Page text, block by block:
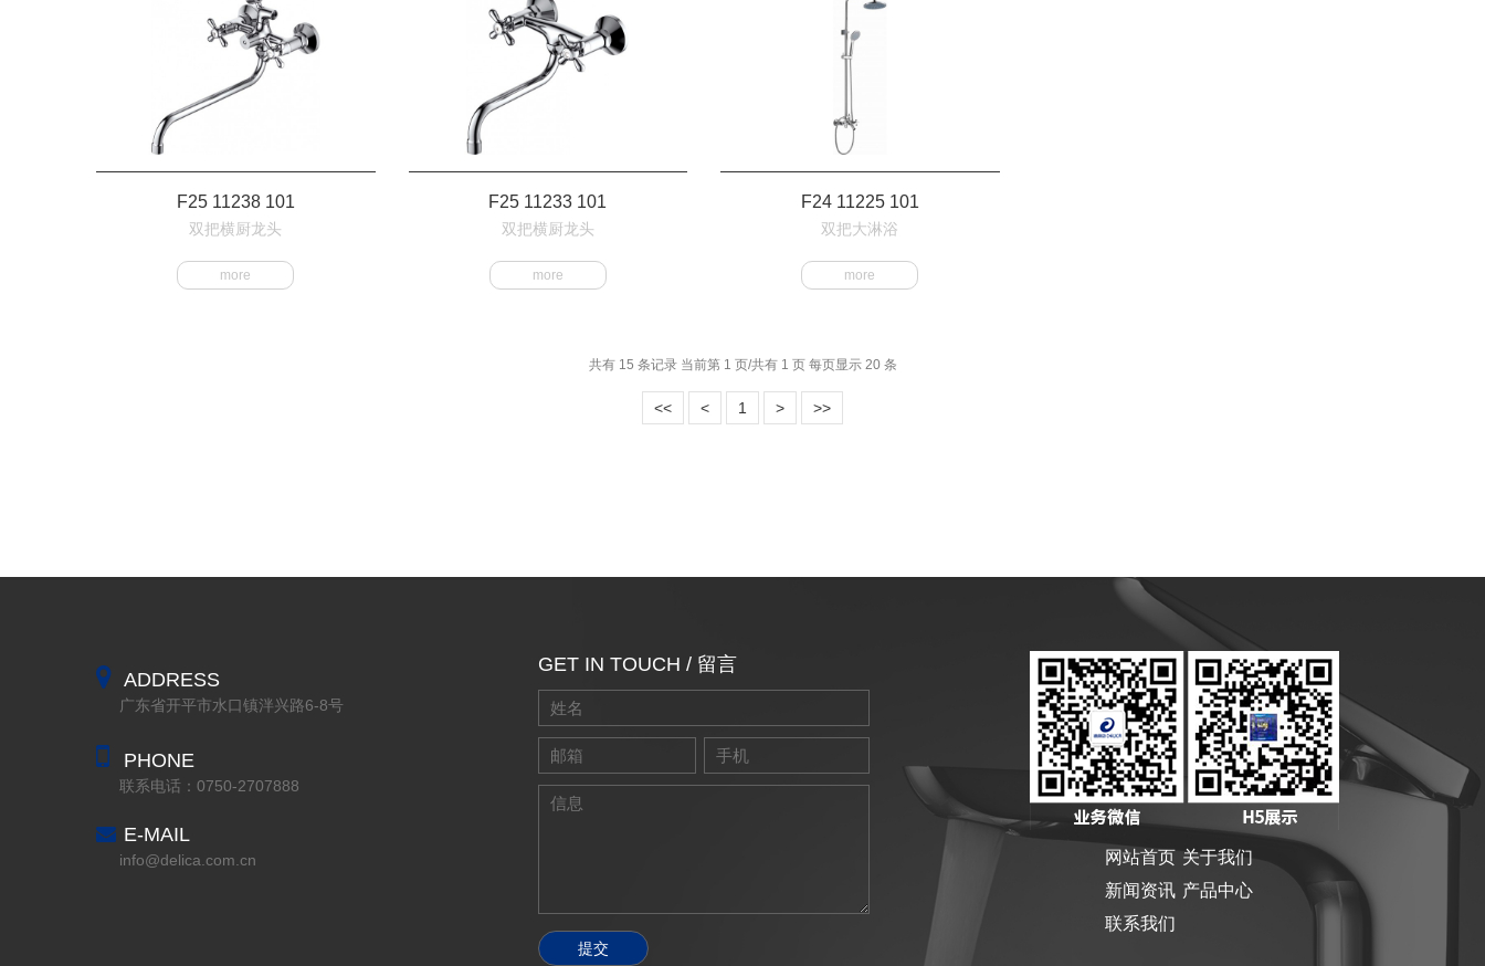
F25 11238 101
双把横厨龙头
more
F25 11233 101
双把横厨龙头
more
F24 11225 101
双把大淋浴
more
共有 15 条记录 当前第 1 页/共有 1 页 每页显示 20 条
<< < 1 > >>
ADDRESS
广东省开平市水口镇泮兴路6-8号
PHONE
联系电话：0750-2707888
E-MAIL
info@delica.com.cn
GET IN TOUCH / 留言
网站首页 关于我们
新闻资讯 产品中心
联系我们